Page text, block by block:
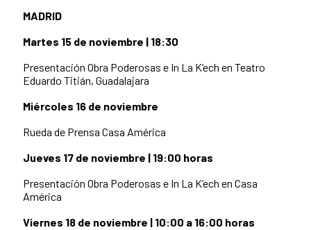
MADRID
Martes 15 de noviembre | 18:30
Presentación Obra Poderosas e In La K’ech en Teatro
Eduardo Titián, Guadalajara
Miércoles 16 de noviembre
Rueda de Prensa Casa América
Jueves 17 de noviembre | 19:00 horas
Presentación Obra Poderosas e In La K’ech en Casa
América
Viernes 18 de noviembre | 10:00 a 16:00 horas